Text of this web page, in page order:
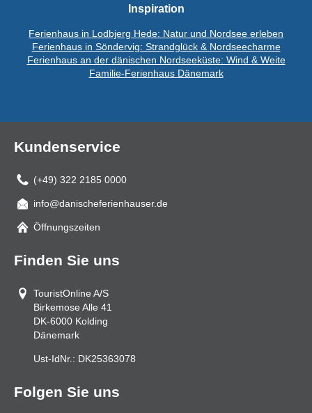
Inspiration
Ferienhaus in Lodbjerg Hede: Natur und Nordsee erleben
Ferienhaus in Söndervig: Strandglück & Nordseecharme
Ferienhaus an der dänischen Nordseeküste: Wind & Weite
Familie-Ferienhaus Dänemark
Kundenservice
(+49) 322 2185 0000
Mail
info@danischeferienhauser.de
Öffnungszeiten
Finden Sie uns
TouristOnline A/S
Birkemose Alle 41
DK-6000 Kolding
Dänemark
Ust-IdNr.: DK25363078
Folgen Sie uns